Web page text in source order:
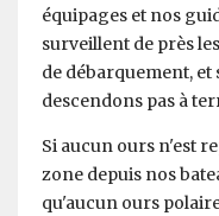
équipages et nos
surveillent de près
de débarquement, et
descendons pas à
Si aucun ours n'est
zone depuis nos
qu'aucun ours